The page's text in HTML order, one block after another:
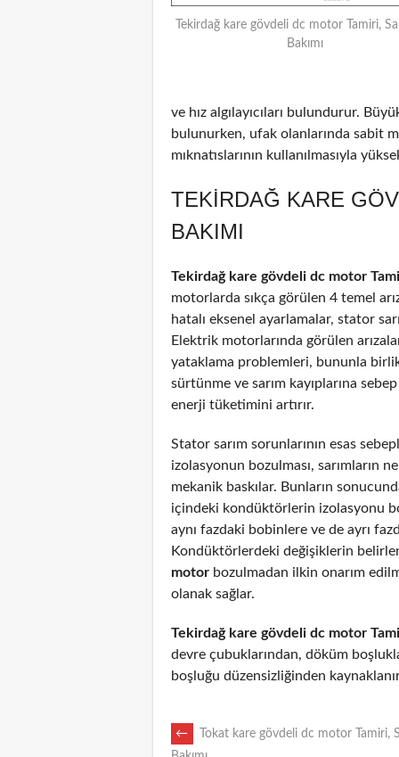
Tekirdağ kare gövdeli dc motor Tamiri,
Bakımı
ve hız algılayıcıları bulundurur.
bulunurken, ufak olanlarında sabit
mıknatıslarının kullanılmasıyla
TEKIRDAĞ KARE
BAKIMI
Tekirdağ kare gövdeli dc motor
motorlarda sıkça görülen 4 temel
hatalı eksenel ayarlamalar, stator
Elektrik motorlarında görülen
yataklama problemleri, bununla
sürtünme ve sarım kayıplarına
enerji tüketimini artırır.
Stator sarım sorunlarının esas
izolasyonun bozulması, sarımların
mekanik baskılar. Bunların
içindeki kondüktörlerin izolasyonu
aynı fazdaki bobinlere ve de ayrı
Kondüktörlerdeki değişiklerin
motor bozulmadan ilkin onarım
olanak sağlar.
Tekirdağ kare gövdeli dc motor
devre çubuklarından, döküm
boşluğu düzensizliğinden
POST
←
Tokat kare gövdeli dc motor Tamiri,